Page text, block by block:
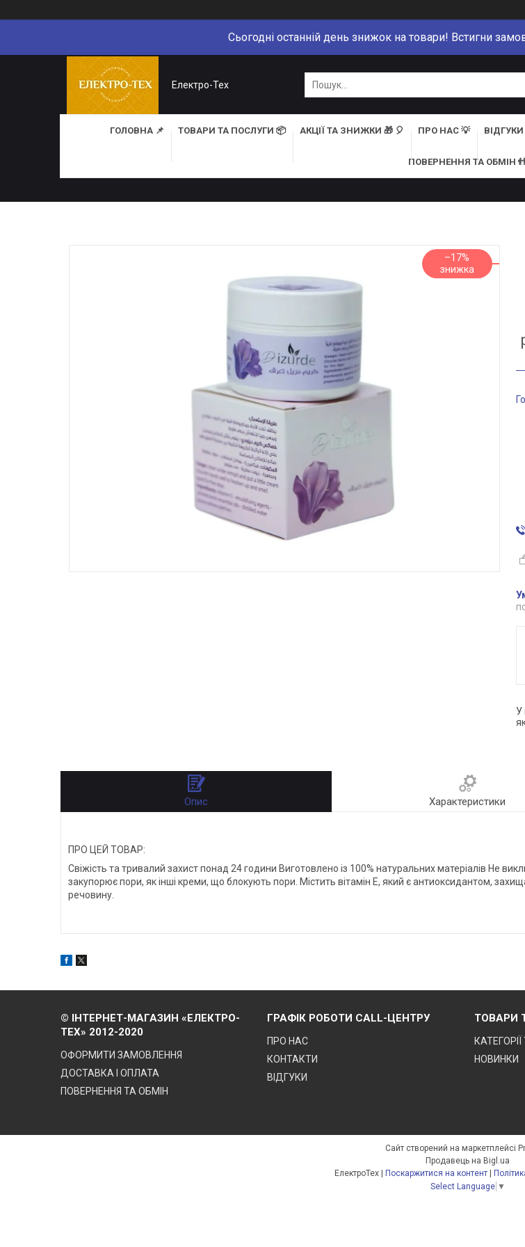
Сьогодні останній день знижок на товари! Встигни
Електро-Тех
ГОЛОВНА 📌 ТОВАРИ ТА ПОСЛУГИ 📦 АКЦІЇ ТА ЗНИЖКИ 🎁 🎈 ПРО НАС 💡 ВІДГУКИ
ПОВЕРНЕННЯ ТА ОБМІН
–17%
У
Опис Характеристики
ПРО ЦЕЙ ТОВАР:
Свіжість та тривалий захист понад 24 години Виготовлено із 100% натуральних матеріалів Не
закупорює пори, як інші креми, що блокують пори. Містить вітамін Е, який є антиоксидантом,
речовину.
© ІНТЕРНЕТ-МАГАЗИН «ЕЛЕКТРО-
ТЕХ» 2012-2020
ОФОРМИТИ ЗАМОВЛЕННЯ
ДОСТАВКА І ОПЛАТА
ПОВЕРНЕННЯ ТА ОБМІН
ГРАФІК РОБОТИ CALL-ЦЕНТРУ
ПРО НАС
КОНТАКТИ
ВІДГУКИ
ТОВАРИ
НОВИНКИ
Сайт створений на маркетплейсі
Продавець на Bigl.ua
Поскаржитися на контент
Select Language ▼